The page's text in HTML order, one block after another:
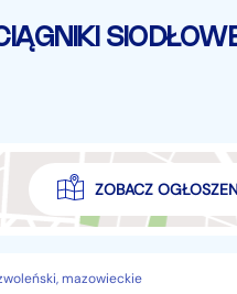
ZOBACZ
mazowieckie